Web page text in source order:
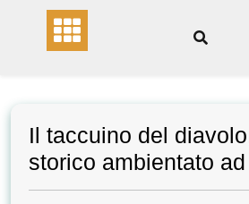
Il taccuino del
storico ambientato